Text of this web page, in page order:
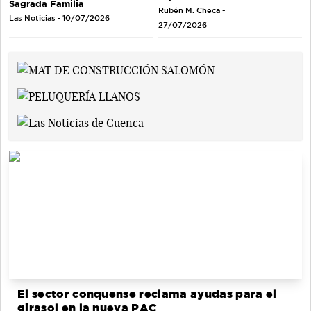
Sagrada Familia
Las Noticias - 10/07/2026
Rubén M. Checa -
27/07/2026
El sector conquense reclama ayudas para el
girasol en la nueva PAC